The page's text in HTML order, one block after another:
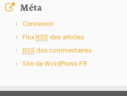
Méta
Connexion
Flux RSS des articles
RSS des commentaires
Site de WordPress-FR